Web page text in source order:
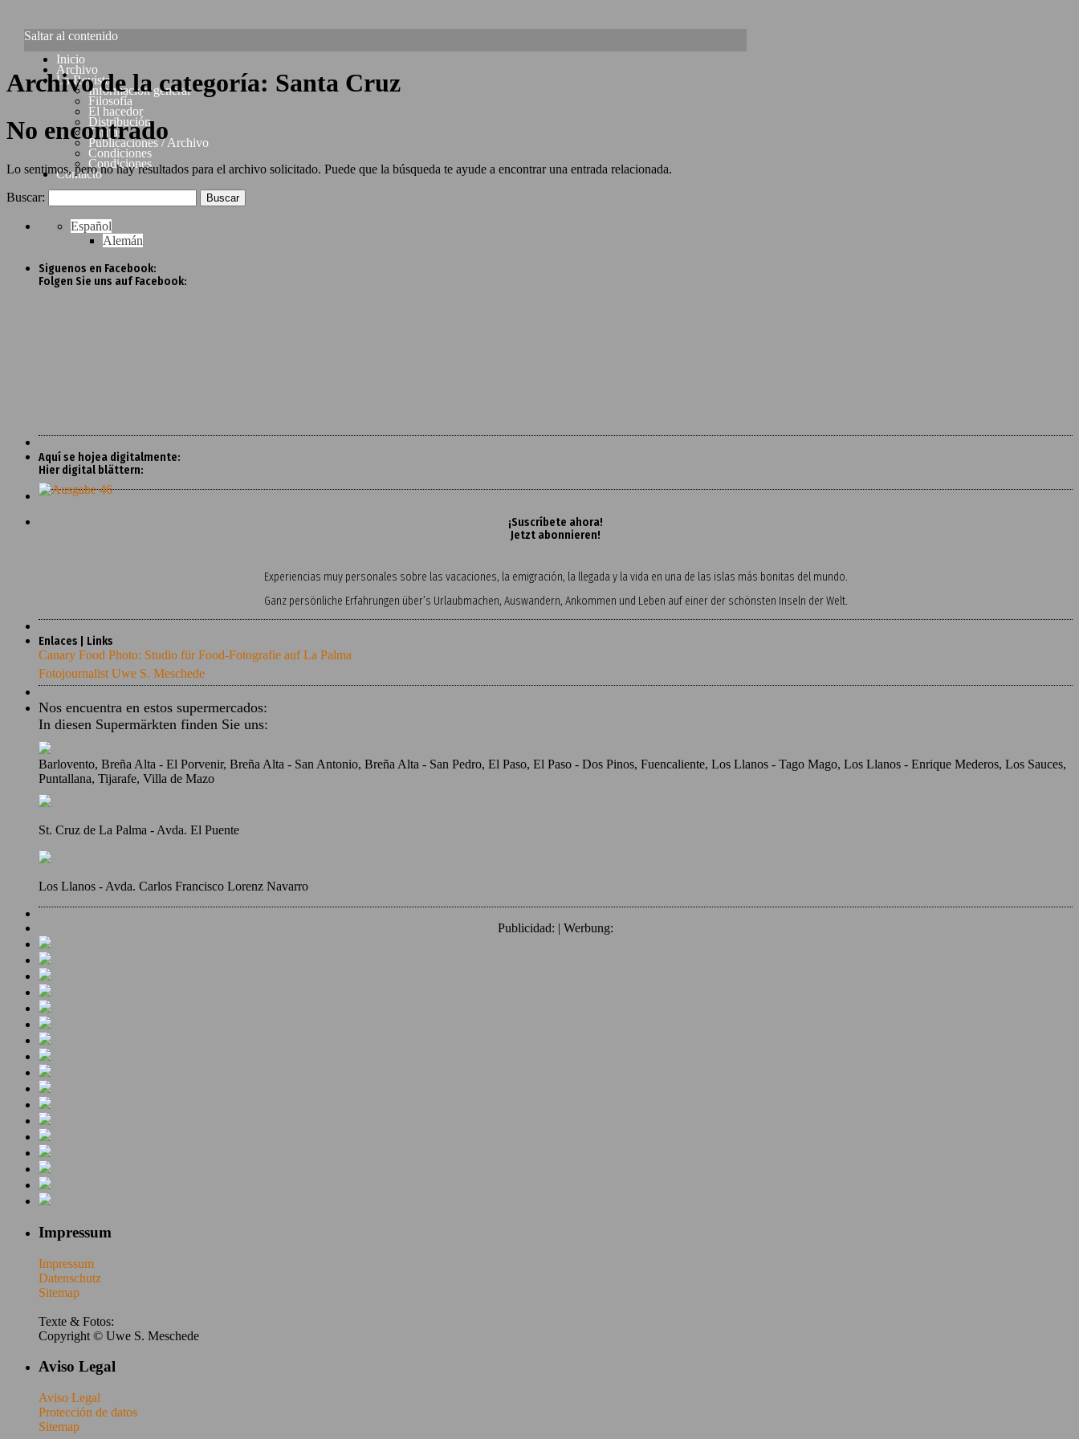
Saltar al contenido
Inicio
Archivo
La Revista
Información general
Filosofía
El hacedor
Distribución
Tarifas
Publicaciones / Archivo
Condiciones
Condiciones
Contacto
Archivo de la categoría: Santa Cruz
No encontrado
Lo sentimos, pero no hay resultados para el archivo solicitado. Puede que la búsqueda te ayude a encontrar una entrada relacionada.
Buscar:
Español
Alemán
Siguenos en Facebook:
Folgen Sie uns auf Facebook:
Aquí se hojea digitalmente:
Hier digital blättern:
¡Suscríbete ahora!
Jetzt abonnieren!
Experiencias muy personales sobre las vacaciones, la emigración, la llegada y la vida en una de las islas más bonitas del mundo.
Ganz persönliche Erfahrungen über’s Urlaubmachen, Auswandern, Ankommen und Leben auf einer der schönsten Inseln der Welt.
Enlaces | Links
Canary Food Photo: Studio für Food-Fotografie auf La Palma
Fotojournalist Uwe S. Meschede
Nos encuentra en estos supermercados:
In diesen Supermärkten finden Sie uns:
Barlovento, Breña Alta - El Porvenir, Breña Alta - San Antonio, Breña Alta - San Pedro, El Paso, El Paso - Dos Pinos, Fuencaliente, Los Llanos - Tago Mago, Los Llanos - Enrique Mederos, Los Sauces,
Puntallana, Tijarafe, Villa de Mazo
St. Cruz de La Palma - Avda. El Puente
Los Llanos - Avda. Carlos Francisco Lorenz Navarro
Publicidad: | Werbung:
Impressum
Impressum
Datenschutz
Sitemap
Texte & Fotos:
Copyright © Uwe S. Meschede
Aviso Legal
Aviso Legal
Protección de datos
Sitemap